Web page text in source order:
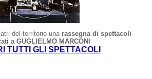
del territorio una rassegna di spettacoli
a GUGLIELMO MARCONI
TUTTI GLI SPETTACOLI